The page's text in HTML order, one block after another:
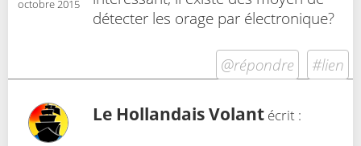
octobre 2015
détecter les orage par électronique?
@répondre #lien
Le Hollandais Volant écrit :